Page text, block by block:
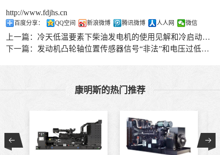
http://www.fdjhs.cn
百度分享： QQ空间 新浪微博 腾讯微博 人人网 微信
上一篇： 冷天低温要素下柴油发电机的使用见解和冷启动要求
下一篇： 发动机凸轮轴位置传感器信号“非法”和电压过低事故
康明斯的热门推荐